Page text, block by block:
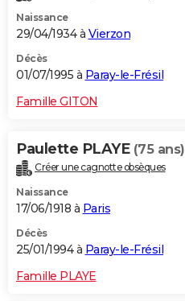
Naissance
29/04/1934 à Vierzon
Décès
01/07/1995 à Paray-le-Frésil
Famille GITON
Paulette PLAYE (75 ans)
Créer une cagnotte obsèques
Naissance
17/06/1918 à Paris
Décès
25/01/1994 à Paray-le-Frésil
Famille PLAYE